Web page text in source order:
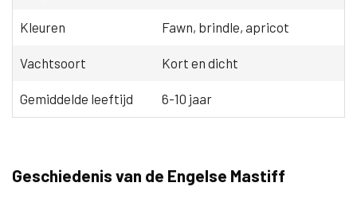
Kleuren Fawn, brindle, apricot
Vachtsoort Kort en dicht
Gemiddelde leeftijd 6-10 jaar
Geschiedenis van de Engelse Mastiff